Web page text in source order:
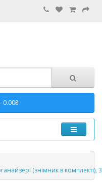
0.00₴
(знімник в комплекті),